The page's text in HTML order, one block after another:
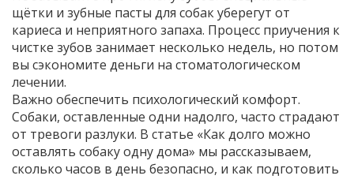
щётки и зубные пасты для собак уберегут от
кариеса и неприятного запаха. Процесс приучения к
чистке зубов занимает несколько недель, но потом
вы сэкономите деньги на стоматологическом
лечении.
Важно обеспечить психологический комфорт.
Собаки, оставленные одни надолго, часто страдают
от тревоги разлуки. В статье «Как долго можно
оставлять собаку одну дома» мы рассказываем,
сколько часов в день безопасно, и как подготовить